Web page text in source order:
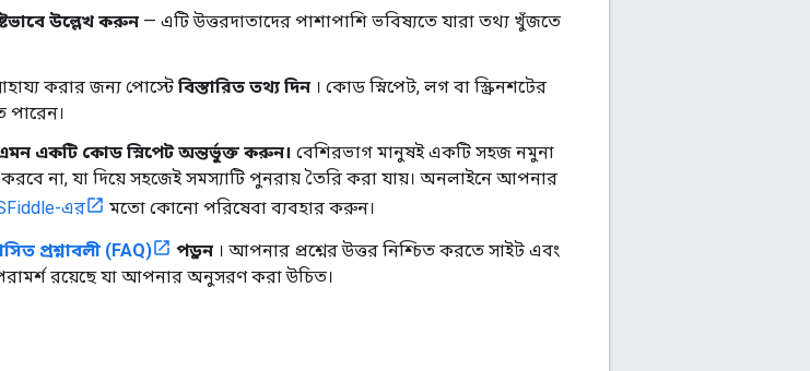
উল্লেখ করুন — এটি উত্তরদাতাদের পাশাপাশি ভবিষ্যতে যারা তথ্য খুঁজতে
করার জন্য পোস্টে বিস্তারিত তথ্য দিন । কোড স্নিপেট, লগ বা স্ক্রিনশটের
পারেন।
একটি কোড স্নিপেট অন্তর্ভুক্ত করুন। বেশিরভাগ মানুষই একটি সহজ নমুনা
না, যা দিয়ে সহজেই সমস্যাটি পুনরায় তৈরি করা যায়। অনলাইনে আপনার
এর মতো কোনো পরিষেবা ব্যবহার করুন।
প্রশ্নাবলী (FAQ) পড়ুন । আপনার প্রশ্নের উত্তর নিশ্চিত করতে সাইট এবং
রয়েছে যা আপনার অনুসরণ করা উচিত।